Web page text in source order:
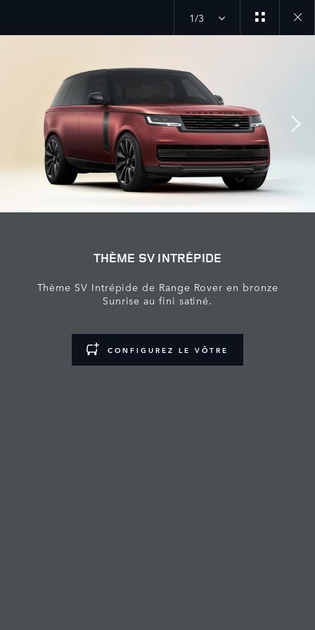
1/3
THÈME SV INTRÉPIDE
Thème SV Intrépide de Range Rover en bronze
Sunrise au fini satiné.
CONFIGUREZ LE VÔTRE